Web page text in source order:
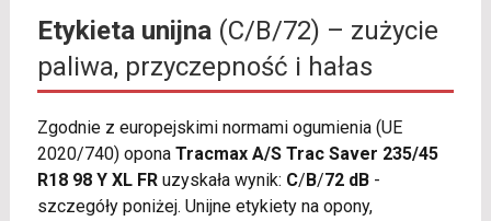
Etykieta unijna(C/B/72) – zużycie
paliwa, przyczepność i hałas
Zgodnie z europejskimi normami ogumienia (UE
2020/740) opona Tracmax A/S Trac Saver 235/45
R18 98 Y XL FRuzyskała wynik: C/B/72 dB-
szczegóły poniżej. Unijne etykiety na opony,